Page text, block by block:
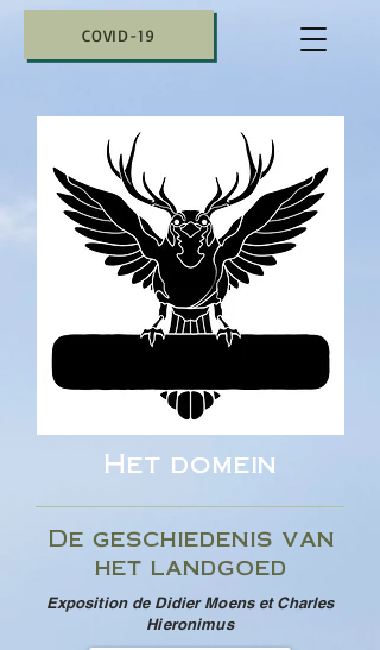
COVID-19
Het domein
De geschiedenis van
het landgoed
Exposition de Didier Moens et Charles
Hieronimus